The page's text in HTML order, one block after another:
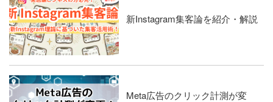
新Instagram集客論を紹介・解説
Meta広告のクリック計測が変